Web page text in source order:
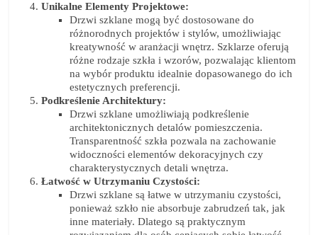
Unikalne Elementy Projektowe:
Drzwi szklane mogą być dostosowane do
różnorodnych projektów i stylów, umożliwiając
kreatywność w aranżacji wnętrz. Szklarze oferują
różne rodzaje szkła i wzorów, pozwalając klientom
na wybór produktu idealnie dopasowanego do ich
estetycznych preferencji.
Podkreślenie Architektury:
Drzwi szklane umożliwiają podkreślenie
architektonicznych detalów pomieszczenia.
Transparentność szkła pozwala na zachowanie
widoczności elementów dekoracyjnych czy
charakterystycznych detali wnętrza.
Łatwość w Utrzymaniu Czystości:
Drzwi szklane są łatwe w utrzymaniu czystości,
ponieważ szkło nie absorbuje zabrudzeń tak, jak
inne materiały. Dlatego są praktycznym